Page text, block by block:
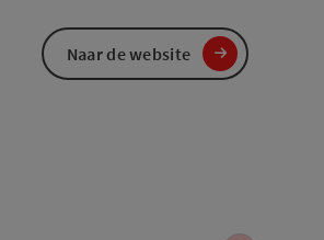
Naar de website